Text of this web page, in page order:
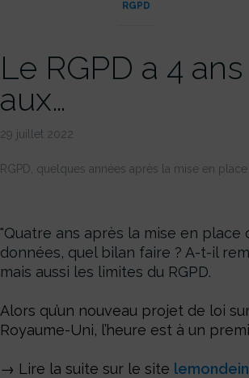
RGPD
Le RGPD a 4
aux…
29 juillet 2022
RGPD, quelques années après la mise en
Quatre ans après la mise en
données, quel bilan faire ? A-t-il
mais aussi les limites du RGPD.
Alors qu’un nouveau projet de loi
Royaume-Uni, l’heure est à un
→ Lire la suite sur le site